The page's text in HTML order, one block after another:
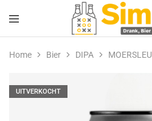
Simonsdrank.nl
Drank,
Bier
&
Home Bier DIPA
UITVERKOCHT